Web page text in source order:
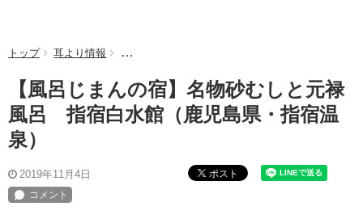
トップ 耳より情報 【風呂じまんの宿】名物砂むしと元禄風呂 指宿
【風呂じまんの宿】名物砂むしと元禄
風呂 指宿白水館（鹿児島県・指宿温
泉）
2019年11月4日 ポスト